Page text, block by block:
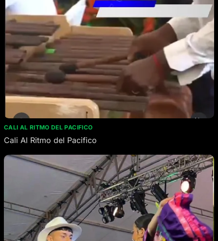
CALI AL RITMO DEL PACIFICO
Cali Al Ritmo del Pacifico